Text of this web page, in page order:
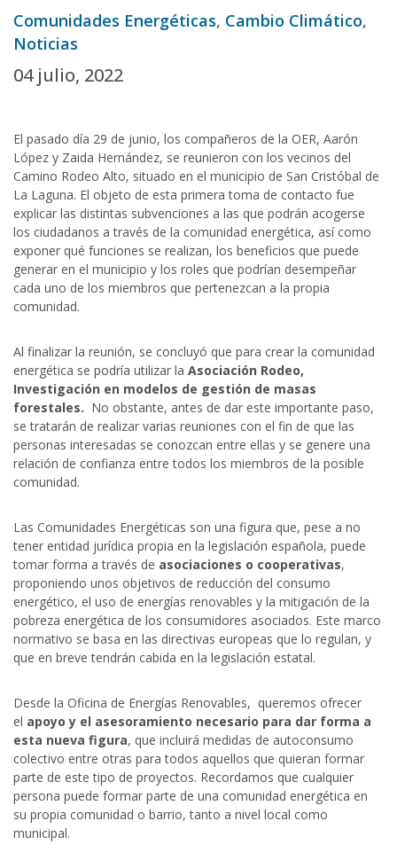
Comunidades Energéticas, Cambio Climático,
Noticias
04 julio, 2022
El pasado día 29 de junio, los compañeros de la OER, Aarón
López y Zaida Hernández, se reunieron con los vecinos del
Camino Rodeo Alto, situado en el municipio de San Cristóbal de
La Laguna. El objeto de esta primera toma de contacto fue
explicar las distintas subvenciones a las que podrán acogerse
los ciudadanos a través de la comunidad energética, así como
exponer qué funciones se realizan, los beneficios que puede
generar en el municipio y los roles que podrían desempeñar
cada uno de los miembros que pertenezcan a la propia
comunidad.
Al finalizar la reunión, se concluyó que para crear la comunidad
energética se podría utilizar la Asociación Rodeo,
Investigación en modelos de gestión de masas
forestales. No obstante, antes de dar este importante paso,
se tratarán de realizar varias reuniones con el fin de que las
personas interesadas se conozcan entre ellas y se genere una
relación de confianza entre todos los miembros de la posible
comunidad.
Las Comunidades Energéticas son una figura que, pese a no
tener entidad jurídica propia en la legislación española, puede
tomar forma a través de asociaciones o cooperativas,
proponiendo unos objetivos de reducción del consumo
energético, el uso de energías renovables y la mitigación de la
pobreza energética de los consumidores asociados. Este marco
normativo se basa en las directivas europeas que lo regulan, y
que en breve tendrán cabida en la legislación estatal.
Desde la Oficina de Energías Renovables, queremos ofrecer
el apoyo y el asesoramiento necesario para dar forma a
esta nueva figura, que incluirá medidas de autoconsumo
colectivo entre otras para todos aquellos que quieran formar
parte de este tipo de proyectos. Recordamos que cualquier
persona puede formar parte de una comunidad energética en
su propia comunidad o barrio, tanto a nivel local como
municipal.